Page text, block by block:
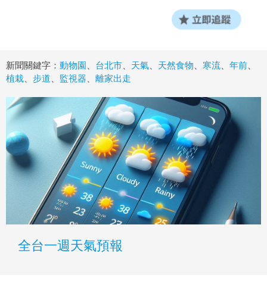
新聞關鍵字： 動物園 台北市 天氣 天然食物 寒流 年前
植栽
步道 監視器 離家出走
全台一週天氣預報